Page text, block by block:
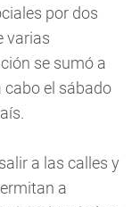
por dos
varias
se sumó a
el sábado
a las calles y
a